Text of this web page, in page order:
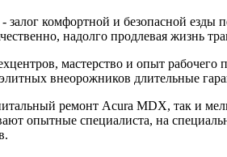
комфортной и безопасной езды
надолго продлевая жизнь
мастерство и опыт
внеорожников длительные
ремонт Acura MDX, так и
опытные специалиста, на